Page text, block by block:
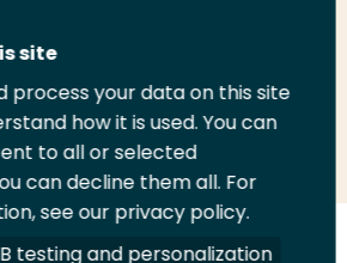
Email
deze
pagina
Print
deze
pagina
site
process your data on this site
how it is used. You can
to all or selected
can decline them all. For
see our privacy policy.
testing and personalization